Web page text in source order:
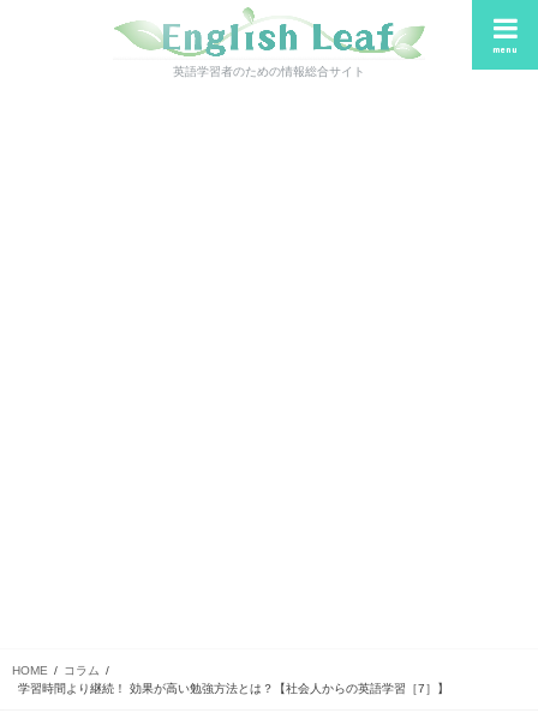
英語学習者のための情報総合サイト
menu
HOME
コラム
学習時間より継続！ 効果が高い勉強方法とは？【社会人からの英語学習［7］】